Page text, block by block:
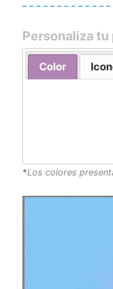
Personaliza
Color
*Los colores